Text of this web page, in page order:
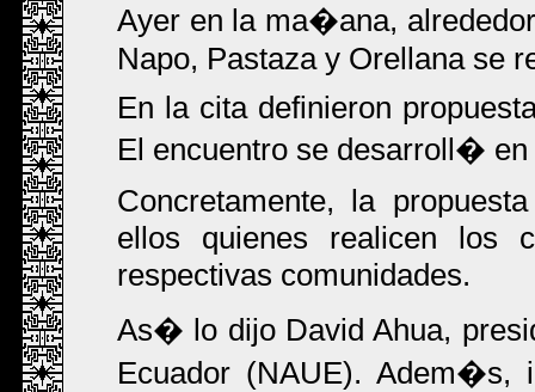
Ayer en la ma�ana,
Napo, Pastaza y Orellana se
En la cita definieron
El encuentro se desarroll�
Concretamente, la
ellos quienes realicen los
respectivas comunidades.
As� lo dijo David Ahua,
Ecuador (NAUE).